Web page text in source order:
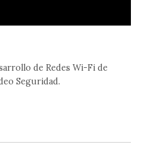
de Redes Wi-Fi de
Seguridad.